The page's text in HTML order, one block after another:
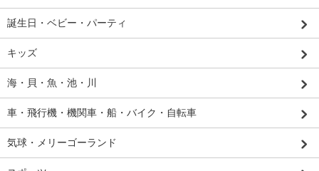
誕生日・ベビー・パーティ
キッズ
海・貝・魚・池・川
車・飛行機・機関車・船・バイク・自転車
気球・メリーゴーランド